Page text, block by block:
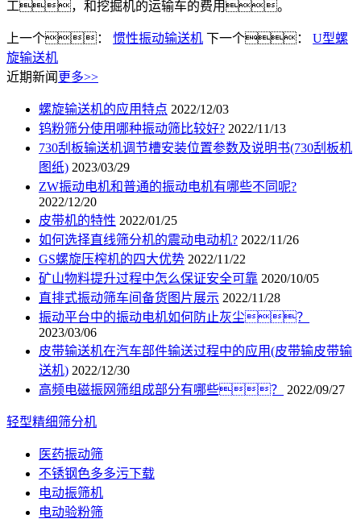
工，和挖掘机的运输车的费用。
上一个： 惯性振动输送机 下一个： U型螺
旋输送机
近期新闻 更多>>
螺旋输送机的应用特点 2022/12/03
钨粉筛分使用哪种振动筛比较好? 2022/11/13
730刮板输送机调节槽安装位置参数及说明书(730刮板机
图纸) 2023/03/29
ZW振动电机和普通的振动电机有哪些不同呢?
2022/12/20
皮带机的特性 2022/01/25
如何选择直线筛分机的震动电动机? 2022/11/26
GS螺旋压榨机的四大优势 2022/11/22
矿山物料提升过程中怎么保证安全可靠 2020/10/05
直排式振动筛车间备货图片展示 2022/11/28
振动平台中的振动电机如何防止灰尘？
2023/03/06
皮带输送机在汽车部件输送过程中的应用(皮带输皮带输
送机) 2022/12/30
高频电磁振网筛组成部分有哪些？
2022/09/27
轻型精细筛分机
医药振动筛
不锈钢色多多污下载
电动振筛机
电动验粉筛